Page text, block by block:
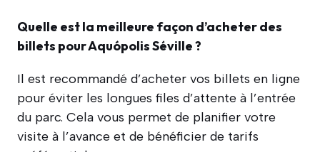
Quelle est la meilleure façon d’acheter des
billets pour Aquópolis Séville ?
Il est recommandé d’acheter vos billets en ligne
pour éviter les longues files d’attente à l’entrée
du parc. Cela vous permet de planifier votre
visite à l’avance et de bénéficier de tarifs